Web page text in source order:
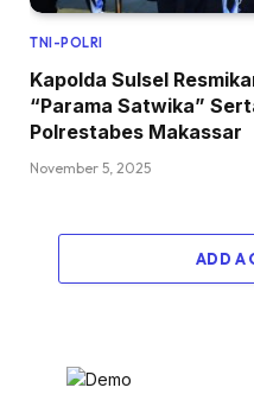
TNI-POLRI
Kapolda Sulsel
“Parama Satwika”
Polrestabes Makassar
November 5, 2025
ADD A